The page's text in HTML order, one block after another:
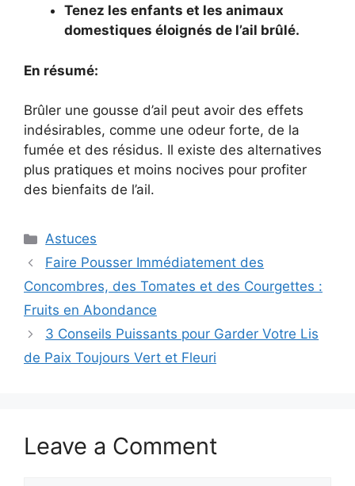
Tenez les enfants et les animaux
domestiques éloignés de l’ail brûlé.
En résumé:
Brûler une gousse d’ail peut avoir des effets
indésirables, comme une odeur forte, de la
fumée et des résidus. Il existe des alternatives
plus pratiques et moins nocives pour profiter
des bienfaits de l’ail.
Categories
Astuces
Faire Pousser Immédiatement des
Concombres, des Tomates et des Courgettes :
Fruits en Abondance
3 Conseils Puissants pour Garder Votre Lis
de Paix Toujours Vert et Fleuri
Leave a Comment